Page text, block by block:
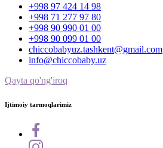
+998 97 424 14 98
+998 71 277 97 80
+998 90 990 01 00
+998 90 099 01 00
chiccobabyuz.tashkent@gmail.com
info@chiccobaby.uz
Qayta qo'ng'iroq
Ijtimoiy tarmoqlarimiz